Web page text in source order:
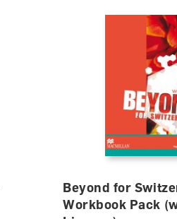
Beyond for
Workbook Pack